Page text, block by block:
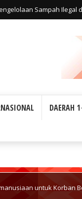
Sampah Ilegal
DAERAH 1
untuk Korban